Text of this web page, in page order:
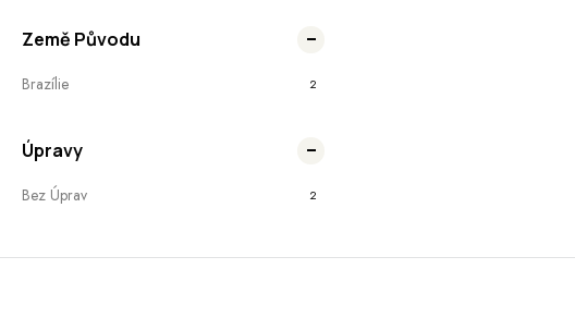
Země Původu
Brazílie 2
Úpravy
Bez Úprav 2